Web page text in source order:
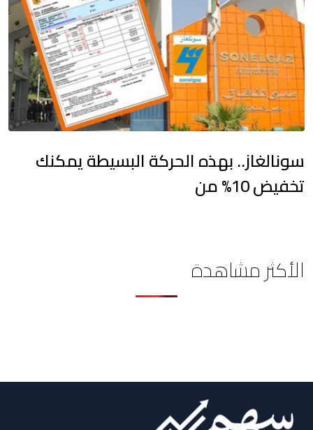
سونالغاز.. بهذه الحركة البسيطة يمكنك
تخفيض 10% من
الأكثر مشاهدة